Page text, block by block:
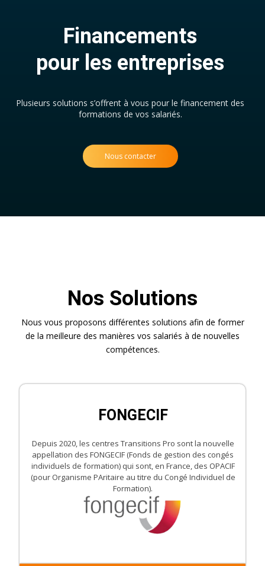
Financements
pour les entreprises
Plusieurs solutions s’offrent à vous pour le financement des
formations de vos salariés.
Nous contacter
Nos Solutions
Nous vous proposons différentes solutions afin de former
de la meilleure des manières vos salariés à de nouvelles
compétences.
FONGECIF
Depuis 2020, les centres Transitions Pro sont la nouvelle
appellation des FONGECIF (Fonds de gestion des congés
individuels de formation) qui sont, en France, des OPACIF
(pour Organisme PAritaire au titre du Congé Individuel de
Formation).